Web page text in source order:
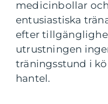
medicinbollar
entusiastiska
efter
utrustningen
träningsstund i
hantel.